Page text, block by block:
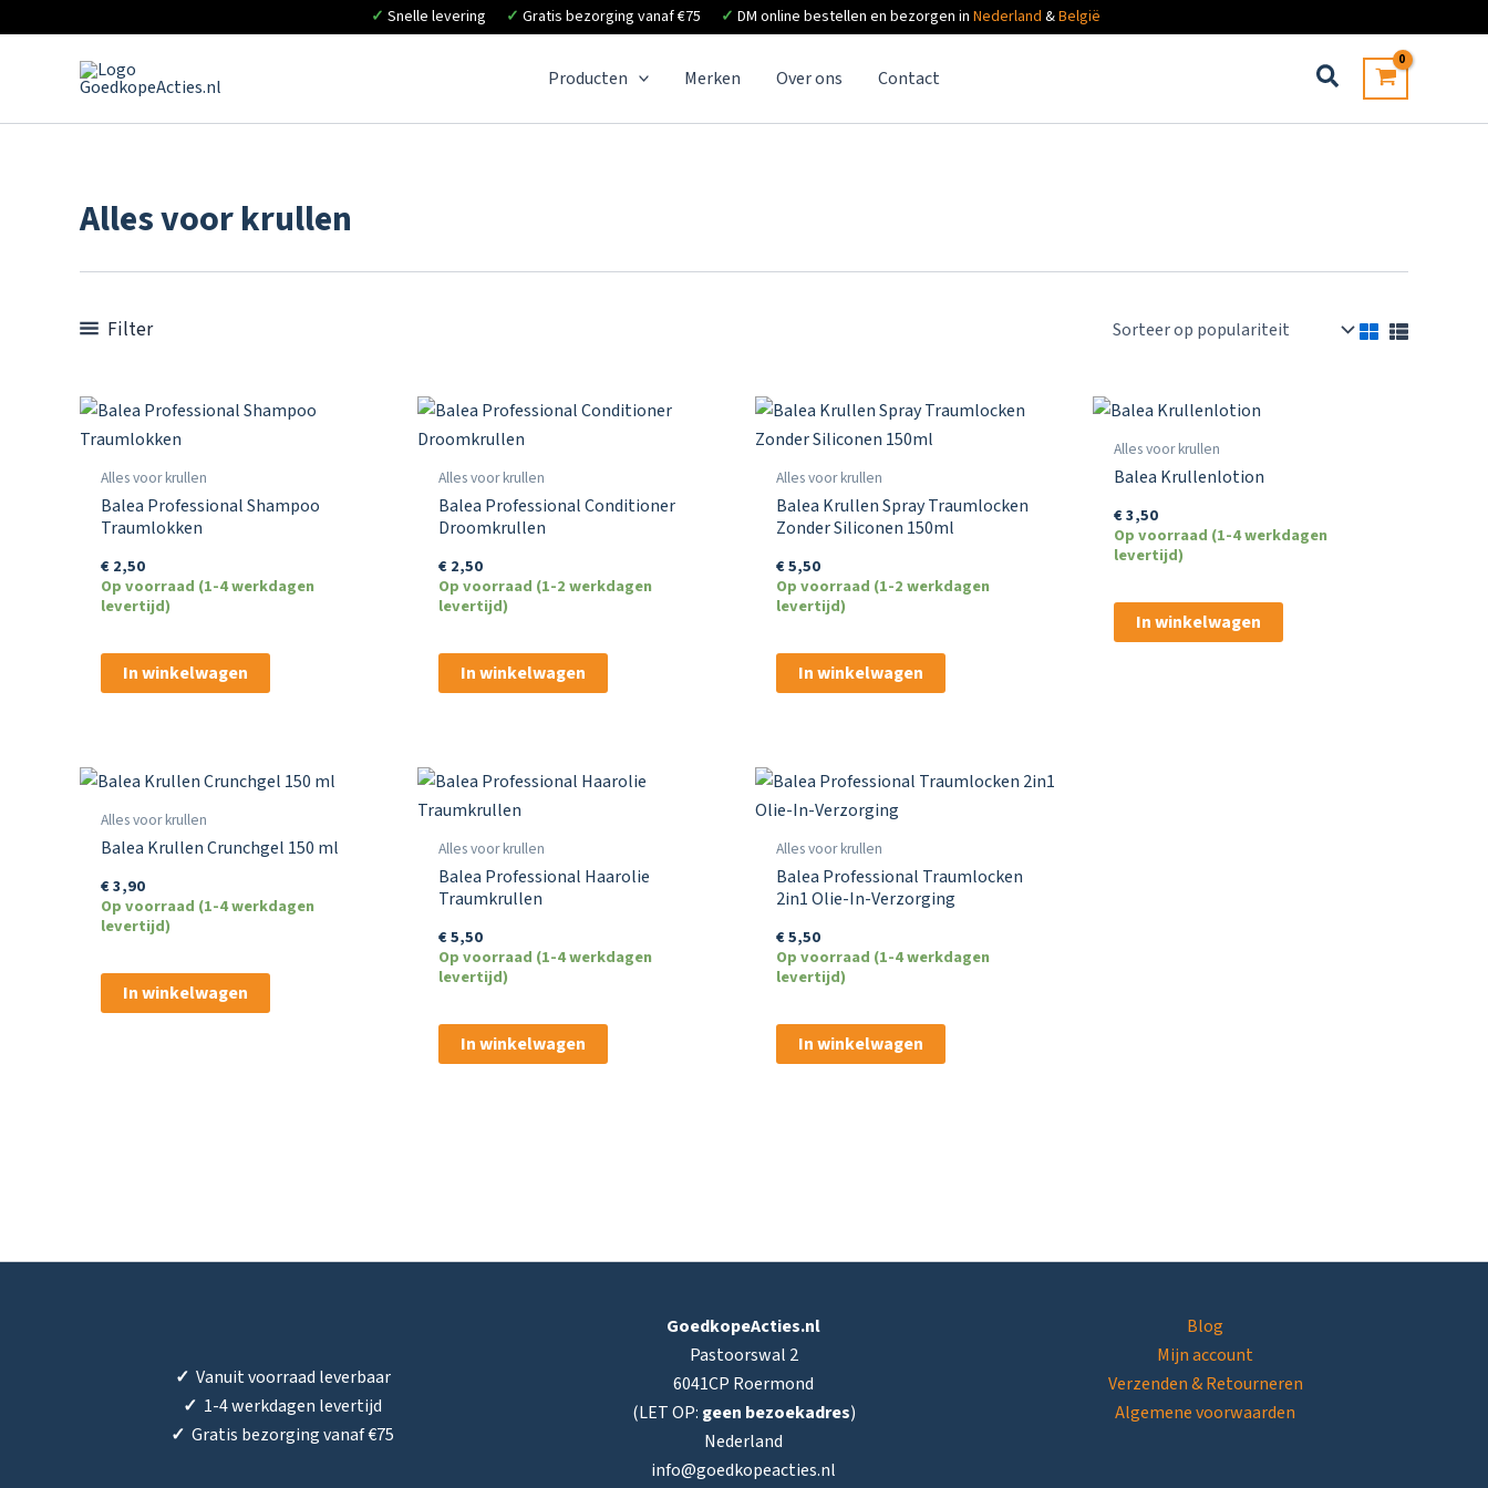
✓ Snelle levering ✓ Gratis bezorging vanaf €75 ✓ DM online bestellen en bezorgen in Nederland &België
Producten Merken Over ons Contact
Alles voor krullen
Filter
Alles voor krullen
Balea Professional Shampoo
Traumlokken
€2,50
Op voorraad (1-4 werkdagen
levertijd)
In winkelwagen
Alles voor krullen
Balea Professional Conditioner
Droomkrullen
€2,50
Op voorraad (1-2 werkdagen
levertijd)
In winkelwagen
Alles voor krullen
Balea Krullen Spray Traumlocken
Zonder Siliconen 150ml
€5,50
Op voorraad (1-2 werkdagen
levertijd)
In winkelwagen
Alles voor krullen
Balea Krullenlotion
€3,50
Op voorraad (1-4 werkdagen
levertijd)
In winkelwagen
Alles voor krullen
Balea Krullen Crunchgel 150 ml
€3,90
Op voorraad (1-4 werkdagen
levertijd)
In winkelwagen
Alles voor krullen
Balea Professional Haarolie
Traumkrullen
€5,50
Op voorraad (1-4 werkdagen
levertijd)
In winkelwagen
Alles voor krullen
Balea Professional Traumlocken
2in1 Olie-In-Verzorging
€5,50
Op voorraad (1-4 werkdagen
levertijd)
In winkelwagen
✓ Vanuit voorraad leverbaar
✓ 1-4 werkdagen levertijd
✓ Gratis bezorging vanaf €75
GoedkopeActies.nl
Pastoorswal 2
6041CP Roermond
(LET OP: geen bezoekadres)
Nederland
info@goedkopeacties.nl
Blog
Mijn account
Verzenden & Retourneren
Algemene voorwaarden